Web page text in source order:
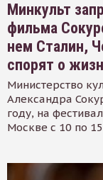
Минкульт
фильма
нем Сталин,
спорят о
Министерство
Александра
году, на
Москве с 10 по